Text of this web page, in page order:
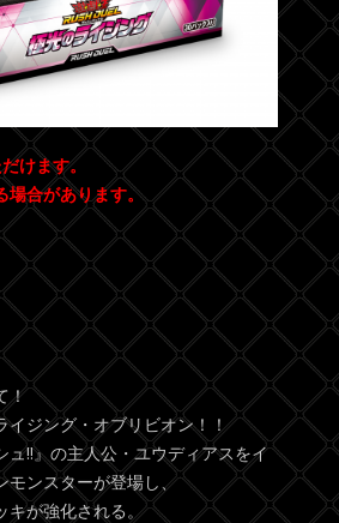
けます。
場合があります。
！
イジング・オブリビオン！！
!!』の主人公・ユウディアスをイ
モンスターが登場し、
キが強化される。